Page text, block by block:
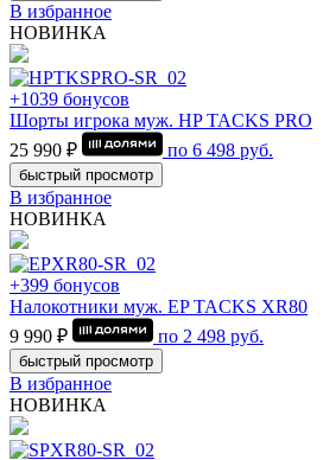
В избранное
НОВИНКА
+1039 бонусов
Шорты игрока муж. HP TACKS PRO
25 990 ₽
по 6 498 руб.
быстрый просмотр
В избранное
НОВИНКА
+399 бонусов
Налокотники муж. EP TACKS XR80
9 990 ₽
по 2 498 руб.
быстрый просмотр
В избранное
НОВИНКА